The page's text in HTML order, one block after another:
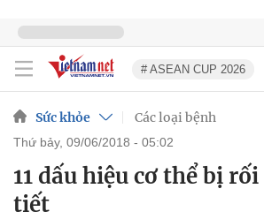
# ASEAN CUP 2026
Sức khỏe Các loại bệnh
thứ bảy, 09/06/2018 - 05:02
11 dấu hiệu cơ thể bị
tiết